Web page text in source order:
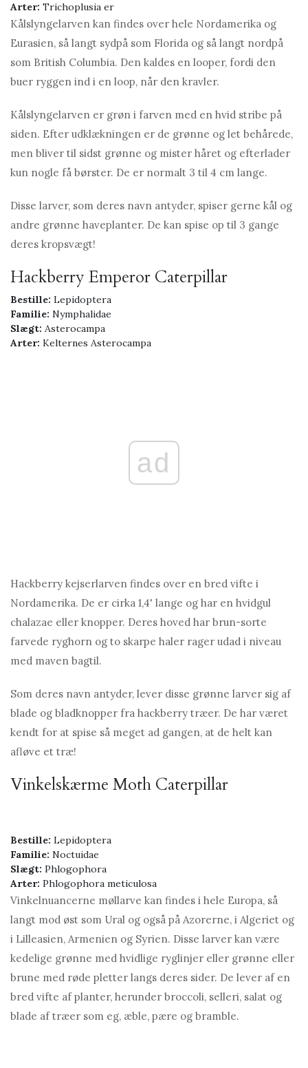
Arter: Trichoplusia er
Kålslyngelarven kan findes over hele Nordamerika og
Eurasien, så langt sydpå som Florida og så langt nordpå
som British Columbia. Den kaldes en looper, fordi den
buer ryggen ind i en loop, når den kravler.
Kålslyngelarven er grøn i farven med en hvid stribe på
siden. Efter udklækningen er de grønne og let behårede,
men bliver til sidst grønne og mister håret og efterlader
kun nogle få børster. De er normalt 3 til 4 cm lange.
Disse larver, som deres navn antyder, spiser gerne kål og
andre grønne haveplanter. De kan spise op til 3 gange
deres kropsvægt!
Hackberry Emperor Caterpillar
Bestille: Lepidoptera
Familie: Nymphalidae
Slægt: Asterocampa
Arter: Kelternes Asterocampa
ad
Hackberry kejserlarven findes over en bred vifte i
Nordamerika. De er cirka 1,4' lange og har en hvidgul
chalazae eller knopper. Deres hoved har brun-sorte
farvede ryghorn og to skarpe haler rager udad i niveau
med maven bagtil.
Som deres navn antyder, lever disse grønne larver sig af
blade og bladknopper fra hackberry træer. De har været
kendt for at spise så meget ad gangen, at de helt kan
afløve et træ!
Vinkelskærme Moth Caterpillar
Bestille: Lepidoptera
Familie: Noctuidae
Slægt: Phlogophora
Arter: Phlogophora meticulosa
Vinkelnuancerne møllarve kan findes i hele Europa, så
langt mod øst som Ural og også på Azorerne, i Algeriet og
i Lilleasien, Armenien og Syrien. Disse larver kan være
kedelige grønne med hvidlige ryglinjer eller grønne eller
brune med røde pletter langs deres sider. De lever af en
bred vifte af planter, herunder broccoli, selleri, salat og
blade af træer som eg, æble, pære og bramble.